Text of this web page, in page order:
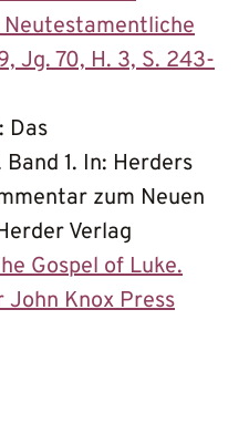
Jg. 70, H. 3, S. 243-
Das
1. In: Herders
zum Neuen
Verlag
Gospel of Luke.
Knox Press